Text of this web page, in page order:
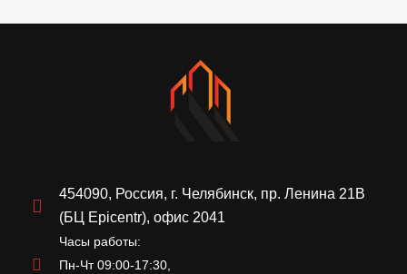
454090, Россия, г. Челябинск, пр. Ленина 21В
(БЦ Epicentr), офис 2041
Часы работы:
Пн-Чт 09:00-17:30,